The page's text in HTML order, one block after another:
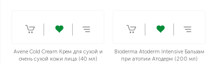
Avene Cold Cream Крем для сухой и
очень сухой кожи лица (40 мл)
Bioderma Atoderm Intensive Бальзам
при атопии Атодерм (200 мл)